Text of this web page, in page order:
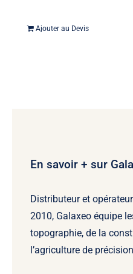
Ajouter au Devis
En savoir + sur
Distributeur et
2010, Galaxeo équipe
topographie, de la
l’agriculture de